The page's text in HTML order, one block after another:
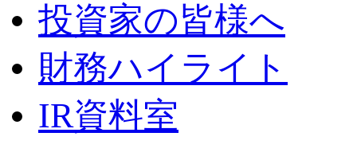
投資家の皆様へ
財務ハイライト
IR資料室